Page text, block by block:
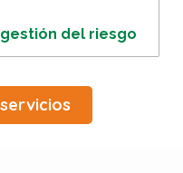
del riesgo